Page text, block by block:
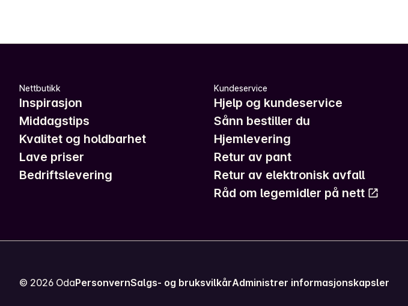
Nettbutikk
Inspirasjon
Middagstips
Kvalitet og holdbarhet
Lave priser
Bedriftslevering
Kundeservice
Hjelp og kundeservice
Sånn bestiller du
Hjemlevering
Retur av pant
Retur av elektronisk avfall
Råd om legemidler på nett
© 2026 OdaPersonvernSalgs- og bruksvilkårAdministrer informasjonskapsler